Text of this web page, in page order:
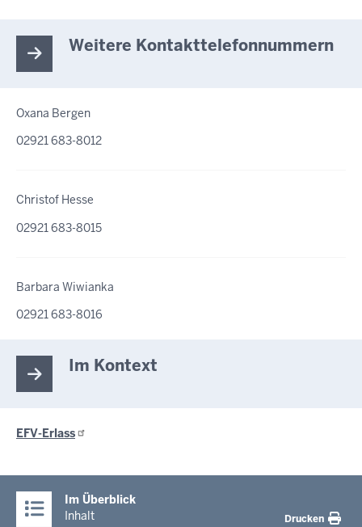
Weitere Kontakttelefonnummern
Oxana Bergen
02921 683-8012
Christof Hesse
02921 683-8015
Barbara Wiwianka
02921 683-8016
Im Kontext
EFV-Erlass
Im Überblick
Inhalt
Drucken